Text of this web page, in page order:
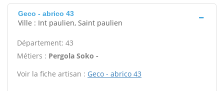
Geco - abrico 43
Ville : Int paulien, Saint paulien
Département: 43
Métiers : Pergola Soko -
Voir la fiche artisan : Geco - abrico 43